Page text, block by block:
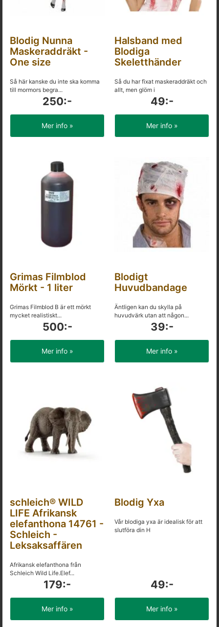
Blodig Nunna
Maskeraddräkt -
One size
Så här kanske du inte ska komma
till mormors begra...
250:-
Mer info »
Halsband med
Blodiga
Skeletthänder
Så du har fixat maskeraddräkt och
allt, men glöm i
49:-
Mer info »
Grimas Filmblod
Mörkt - 1 liter
Grimas Filmblod B är ett mörkt
mycket realistiskt...
500:-
Mer info »
Blodigt
Huvudbandage
Äntligen kan du skylla på
huvudvärk utan att någon...
39:-
Mer info »
schleich® WILD
LIFE Afrikansk
elefanthona 14761 -
Schleich -
Leksaksaffären
Afrikansk elefanthona från
Schleich Wild Life.Elef...
179:-
Mer info »
Blodig Yxa
Vår blodiga yxa är idealisk för att
slutföra din H
49:-
Mer info »